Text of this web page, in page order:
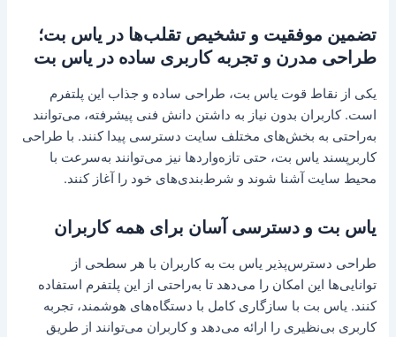
تضمین موفقیت و تشخیص تقلب‌ها در یاس بت؛
طراحی مدرن و تجربه کاربری ساده در یاس بت
یکی از نقاط قوت یاس بت، طراحی ساده و جذاب این پلتفرم
است. کاربران بدون نیاز به داشتن دانش فنی پیشرفته، می‌توانند
به‌راحتی به بخش‌های مختلف سایت دسترسی پیدا کنند. با طراحی
کاربرپسند یاس بت، حتی تازه‌واردها نیز می‌توانند به‌سرعت با
محیط سایت آشنا شوند و شرط‌بندی‌های خود را آغاز کنند.
یاس بت و دسترسی آسان برای همه کاربران
طراحی دسترس‌پذیر یاس بت به کاربران با هر سطحی از
توانایی‌ها این امکان را می‌دهد تا به‌راحتی از این پلتفرم استفاده
کنند. یاس بت با سازگاری کامل با دستگاه‌های هوشمند، تجربه
کاربری بی‌نظیری را ارائه می‌دهد و کاربران می‌توانند از طریق